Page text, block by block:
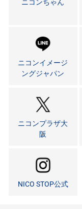
ニコンちゃん
ニコンイメージ
ングジャパン
ニコンプラザ大
阪
NICO STOP公式